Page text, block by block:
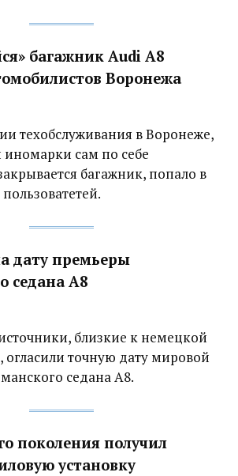
багажник Audi A8‍
Воронежа
техобслуживания в Воронеже,
иномарки сам по себе
багажник, попало в
дату премьеры
седана A8
близкие к немецкой
точную дату мировой
седана A8.
поколения получил
установку